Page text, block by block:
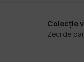
Colecție
Zeci de